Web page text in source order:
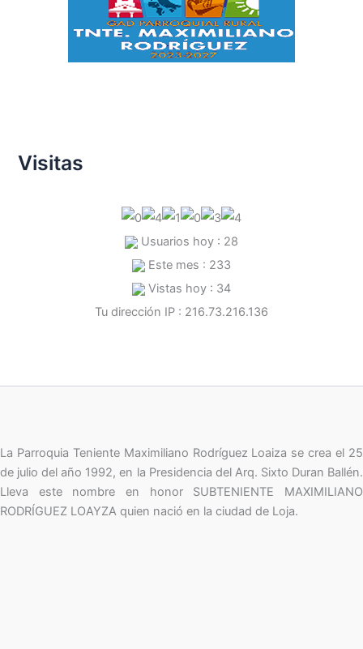
Visitas
Usuarios hoy : 28
Este mes : 233
Vistas hoy : 34
Tu dirección IP : 216.73.216.136
La Parroquia Teniente Maximiliano Rodríguez Loaiza se crea el 25
de julio del año 1992, en la Presidencia del Arq. Sixto Duran Ballén.
Lleva este nombre en honor SUBTENIENTE MAXIMILIANO
RODRÍGUEZ LOAYZA quien nació en la ciudad de Loja.